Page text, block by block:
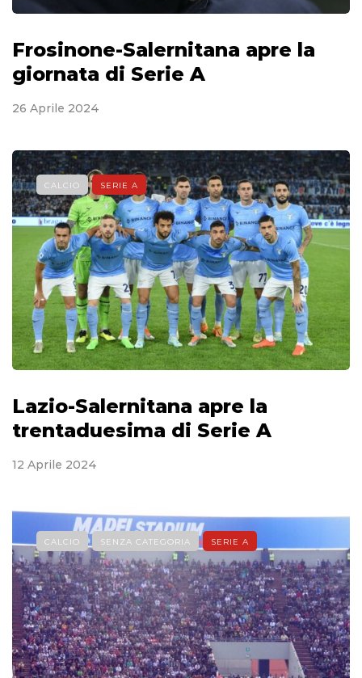
Frosinone-Salernitana apre la
giornata di Serie A
26 Aprile 2024
CALCIO SERIE A
Lazio-Salernitana apre la
trentaduesima di Serie A
12 Aprile 2024
CALCIO SENZA CATEGORIA SERIE A